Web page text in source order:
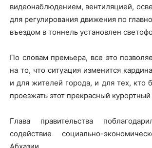
видеонаблюдением, вентиляцией,
для регулирования движения по
въездом в тоннель установлен
По словам премьера, все это
на то, что ситуация изменится
и для жителей города, и для тех, кто
проезжать этот прекрасный курортный
Глава правительства
содействие социально-
Абхазии.